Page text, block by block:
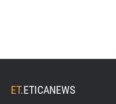
ET.ETICANEWS